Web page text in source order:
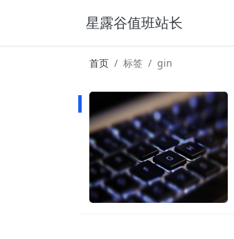
星露谷值班站长
首页 标签 gin